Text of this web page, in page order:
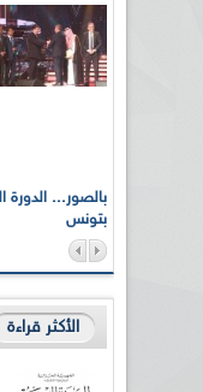
بتونس
الأكثر قراءة